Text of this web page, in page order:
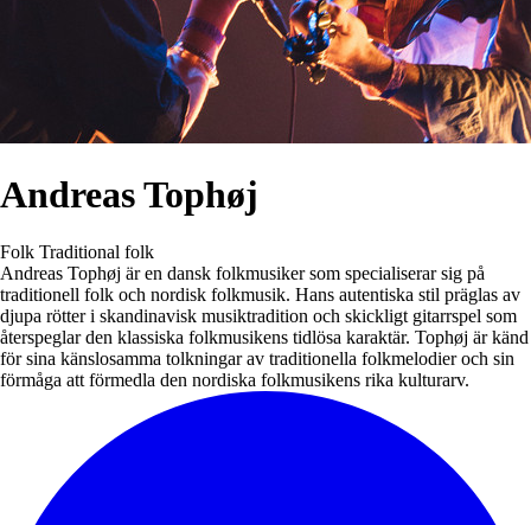
Andreas Tophøj
Folk Traditional folk
Andreas Tophøj är en dansk folkmusiker som specialiserar sig på
traditionell folk och nordisk folkmusik. Hans autentiska stil präglas av
djupa rötter i skandinavisk musiktradition och skickligt gitarrspel som
återspeglar den klassiska folkmusikens tidlösa karaktär. Tophøj är känd
för sina känslosamma tolkningar av traditionella folkmelodier och sin
förmåga att förmedla den nordiska folkmusikens rika kulturarv.